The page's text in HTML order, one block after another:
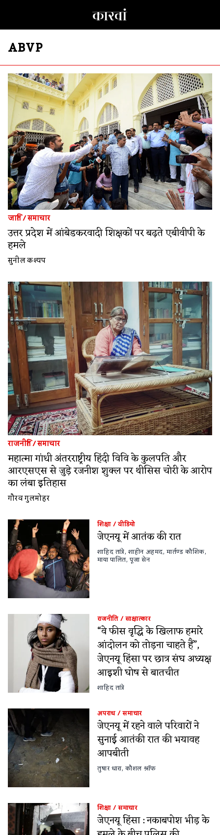
ABVP
जाति/समाचार
उत्तर प्रदेश में आंबेडकरवादी शिक्षकों पर बढ़ते एबीवीपी के
हमले
सुनील कश्यप
राजनीति/समाचार
महात्मा गांधी अंतरराष्ट्रीय हिंदी विवि के कुलपति और
आरएसएस से जुड़े रजनीश शुक्ल पर थीसिस चोरी के आरोप
का लंबा इतिहास
गौरव गुलमोहर
शिक्षा/वीडियो
जेएनयू में आतंक की रात
शाहिद तांत्रे,शाहीन अहमद,मार्तण्ड कौशिक,
माया पालित,पूजा सेन
राजनीति/साक्षात्कार
“वे फीस वृद्धि के खिलाफ हमारे
आंदोलन को तोड़ना चाहते हैं”,
जेएनयू हिंसा पर छात्र संघ अध्यक्ष
आइशी घोष से बातचीत
शाहिद तांत्रे
अपराध/समाचार
जेएनयू में रहने वाले परिवारों ने
सुनाई आतंकी रात की भयावह
आपबीती
तुषार धारा,कौशल श्रॉफ
शिक्षा/समाचार
जेएनयू हिंसा : नकाबपोश भीड़ के